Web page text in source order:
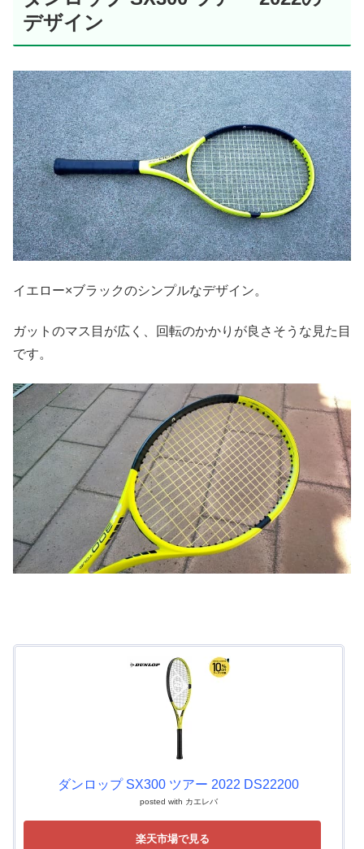
デザイン
イエロー×ブラックのシンプルなデザイン。
ガットのマス目が広く、回転のかかりが良さそうな見た目
です。
ダンロップ SX300 ツアー 2022 DS22200
posted with カエレバ
楽天市場で見る